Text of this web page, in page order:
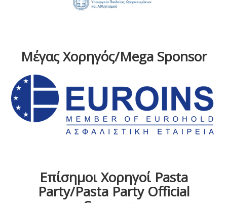
Μέγας Χορηγός/Mega Sponsor
Επίσημοι Χορηγοί Pasta
Party/Pasta Party Official